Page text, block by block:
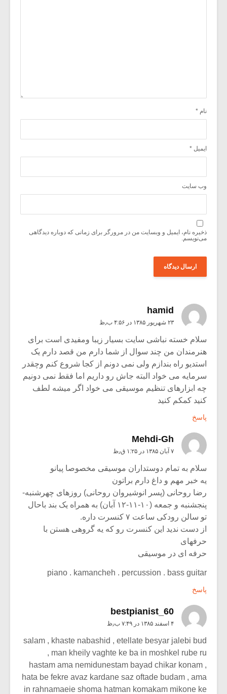
نام *
ایمیل *
وب‌ سایت
ذخیره نام، ایمیل و وبسایت من در مرورگر برای زمانی که دوباره دیدگاهی
می‌نویسم.
hamid
۲۳ شهریور ۱۳۸۵ در ۴:۵۶ ب٫ظ
سلام خسته نباشی سایت بسیار زیبا ومفیدی است برای
هنرمندان من چند سوال از شما دارم من قصد دارم یک
استدیو راه بندازم ولی نمی دونم از کجا شروع کنم وچقدر
سرمایه می خواد البته جاش رو داریم اما فقط نمی دونیم
چه ابزارهای تنظیم موسیقی می خواد اگر میشه لطف
کنید کمکم کنید
پاسخ
Mehdi-Gh
۷ آبان ۱۳۸۵ در ۱:۲۵ ق٫ظ
سلام به تمام دوستداران موسیقی مخصوصا پیانو
یه خبر مهم و داغ دارم براتون
رضا روحانی (پسر انوشیروان روحانی) روزهای چهرشنبه-
پنجشنبه و جمعه (۱۰-۱۱-۱۲ آبان) به همراه یک بند باحال
تو سالن رودکی ساعت ۷ کنسرت داره.
از دست ندید این کنسرت رو که یه گروهی هستن با
حرفهای
حرفه ای در موسیقی
piano . kamancheh . percussion . bass guitar
پاسخ
bestpianist_60
۴ اسفند ۱۳۸۵ در ۷:۴۹ ب٫ظ
salam , khaste nabashid , etellate besyar jalebi bud
, man kheily vaghte ke ba in moshkel rube ru
hastam ama nemidunestam bayad chikar konam ,
hata be fekre avaz kardane saz oftade budam , ama
in rahnamaeie shoma hatman komakam mikone ke